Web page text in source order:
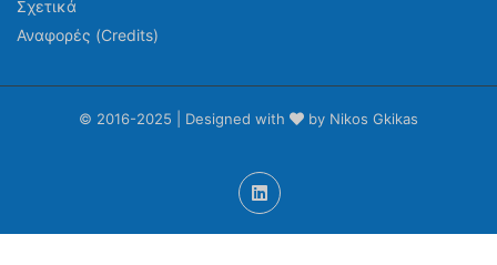
Σχετικά
Αναφορές (Credits)
© 2016-2025 | Designed with by Nikos Gkikas